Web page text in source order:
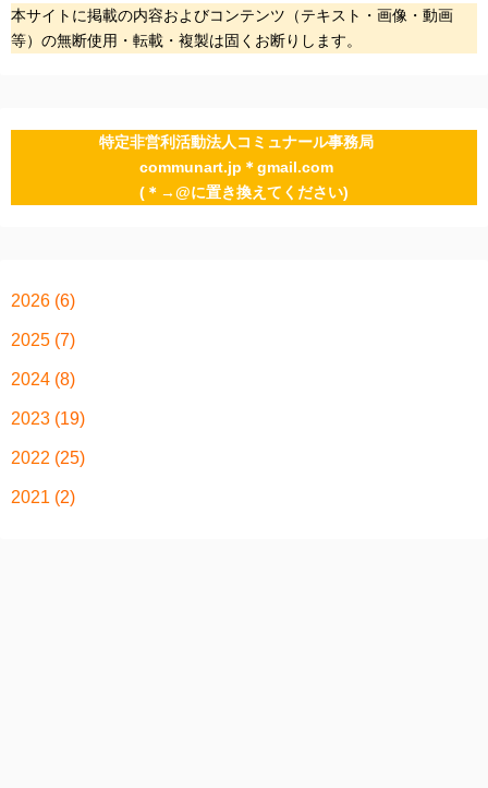
本サイトに掲載の内容およびコンテンツ（テキスト・画像・動画
等）の無断使用・転載・複製は固くお断りします。
特定非営利活動法人コミュナール事務局
communart.jp＊gmail.com
(＊→@に置き換えてください)
2026 (6)
2025 (7)
2024 (8)
2023 (19)
2022 (25)
2021 (2)